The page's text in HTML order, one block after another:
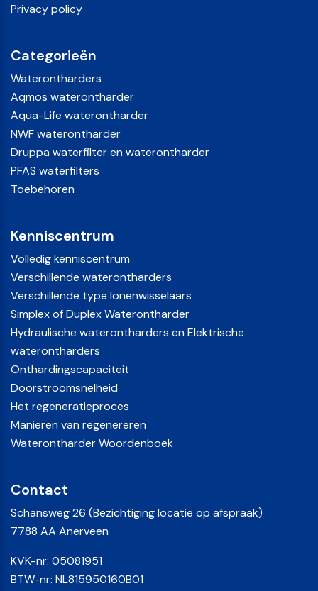
Privacy policy
Categorieën
Waterontharders
Aqmos waterontharder
Aqua-Life waterontharder
NWF waterontharder
Druppa waterfilter en waterontharder
PFAS waterfilters
Toebehoren
Kenniscentrum
Volledig kenniscentrum
Verschillende waterontharders
Verschillende type Ionenwisselaars
Simplex of Duplex Waterontharder
Hydraulische waterontharders en Elektrische
waterontharders
Onthardingscapaciteit
Doorstroomsnelheid
Het regeneratieproces
Manieren van regenereren
Waterontharder Woordenboek
Contact
Schansweg 26 (Bezichtiging locatie op afspraak)
7788 AA Anerveen
KVK-nr: 05081951
BTW-nr: NL815950160B01